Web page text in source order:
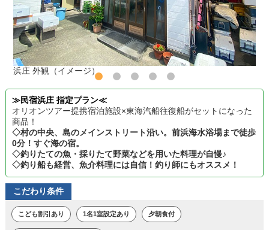
浜庄 外観（イメージ）
≫民宿浜庄 指定プラン≪
オリオンツアー提携宿泊施設×東海汽船往復船がセットになった
商品！
◇村の中央、島のメインストリート沿い。前浜海水浴場まで徒歩
0分！すぐ海の宿。
◇釣りたての魚・採りたて野菜などを用いた料理が自慢♪
◇釣り船も経営、魚介料理には自信！釣り師にもオススメ！
こだわり条件
こども割引あり 1名1室設定あり 夕朝食付